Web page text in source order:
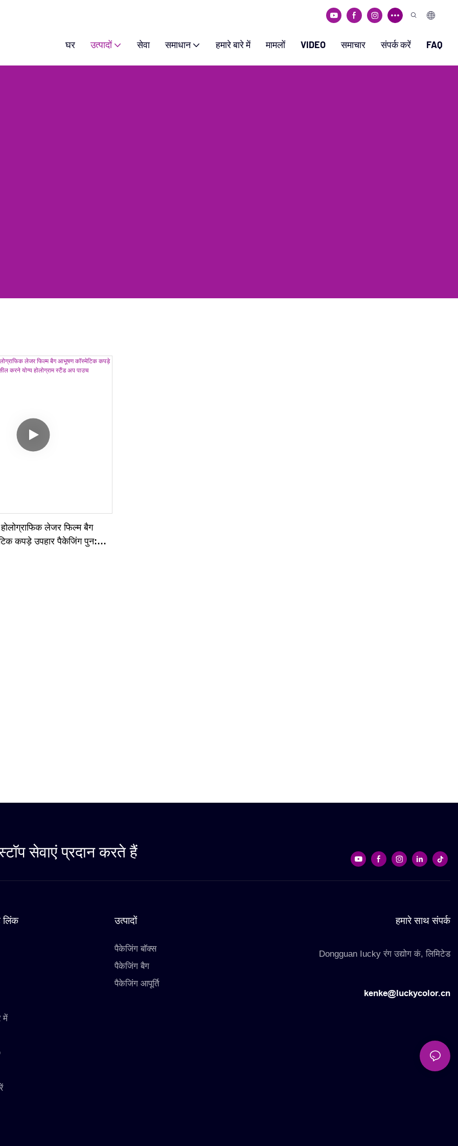
घर उत्पादों सेवा समाधान हमारे बारे में मामलों VIDEO समाचार संपर्क करें FAQ
लेजर फिल्म बैग
कपड़े उपहार पैकेजिंग पुन:
सेवाएं प्रदान करते हैं
लिंक
में
उत्पादों
पैकेजिंग बॉक्स
पैकेजिंग बैग
पैकेजिंग आपूर्ति
हमारे साथ संपर्क
Dongguan Iucky रंग उद्योग कं, लिमिटेड
kenke@luckycolor.cn